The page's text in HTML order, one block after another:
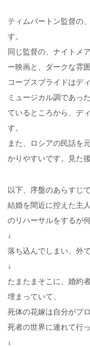
ティムバートン監督の
す。
同じ監督の、ナイトメ
ー映画と、ダークな雰
コープスブライドはデ
ミュージカル調であっ
ているところから、デ
す。
また、ロシアの民話を
かりやすいです。見た
以下、序盤のあらすじで
結婚を間近に控えた主
のリハーサルをするが
↓
落ち込んでしまい、外
↓
たまたまそこに、婚約
埋まっていて、
死体の花嫁は自分がプ
死者の世界に連れて行
↓